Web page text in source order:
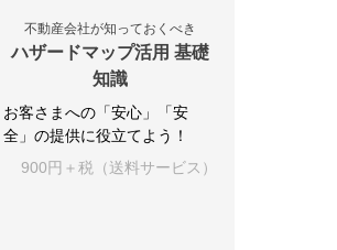
不動産会社が知っておくべき
ハザードマップ活用 基礎
知識
お客さまへの「安心」「安
全」の提供に役立てよう！
900円＋税（送料サービス）